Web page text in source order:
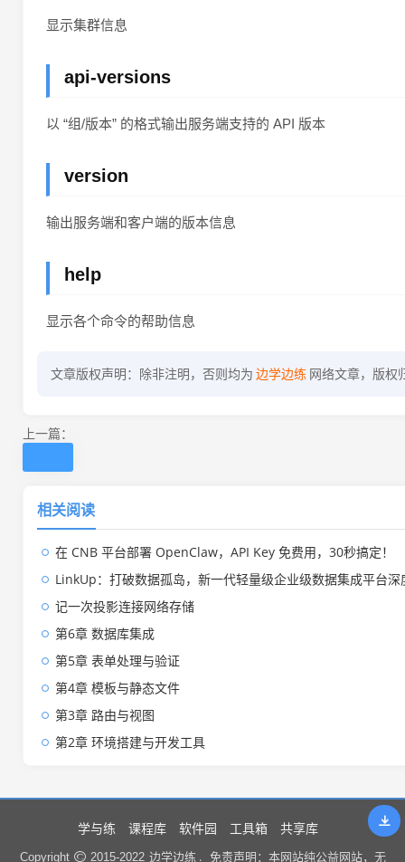
显示集群信息
api-versions
以 “组/版本” 的格式输出服务端支持的 API 版本
version
输出服务端和客户端的版本信息
help
显示各个命令的帮助信息
文章版权声明：除非注明，否则均为 边学边练 网络文章，版权
上一篇：
相关阅读
在 CNB 平台部署 OpenClaw，API Key 免费用，30秒搞定！
LinkUp：打破数据孤岛，新一代轻量级企业级数据集成平台深
记一次投影连接网络存储
第6章 数据库集成
第5章 表单处理与验证
第4章 模板与静态文件
第3章 路由与视图
第2章 环境搭建与开发工具
学与练 课程库 软件园 工具箱 共享库
Copyright 2015-2022 边学边练 . 免责声明：本网站纯公益网站，无